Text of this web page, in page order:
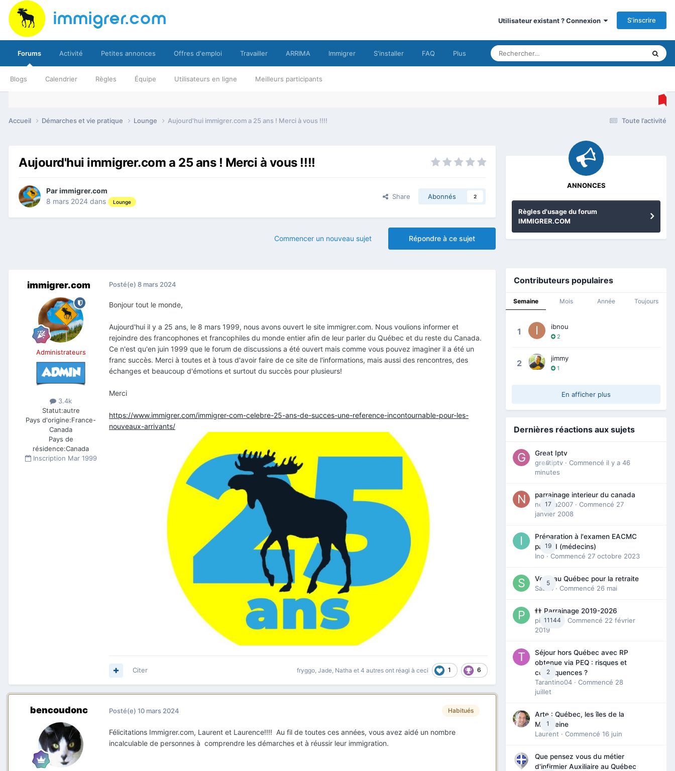
Utilisateur existant ? Connexion S’inscrire
Forums
Blogs Calendrier Règles Équipe Utilisateurs en ligne Meilleurs participants
Activité Petites annonces Offres d'emploi Travailler ARRIMA Immigrer S'installer FAQ Plus
Toute l’activité
Accueil Démarches et vie pratique Lounge Aujourd'hui immigrer.com a 25 ans ! Merci à vous !!!!
Aujourd'hui immigrer.com a 25 ans ! Merci à vous !!!!
Parimmigrer.com
8 mars 2024 dans Lounge
Share Abonnés 2
Répondre à ce sujet
Commencer un nouveau sujet
immigrer.com
Administrateurs
3.4k
Statut:autre
Pays d'origine:France-
Canada
Pays de
résidence:Canada
Inscription Mar 1999
Posté(e) 8 mars 2024
Bonjour tout le monde,
Aujourd'hui il y a 25 ans, le 8 mars 1999, nous avons ouvert le site immigrer.com. Nous voulions informer et
rejoindre des francophones et francophiles du monde entier afin de leur parler du Québec et du reste du Canada.
Ce n'est qu'en juin 1999 que le forum de discussions a été ouvert mais comme vous pouvez imaginer il a été un
franc succès. Merci à toutes et à tous d'avoir faire de ce site de l'informations, mais aussi des rencontres, des
échanges et beaucoup d'émotions et surtout du succès pour plusieurs!
Merci
https://www.immigrer.com/immigrer-com-celebre-25-ans-de-succes-une-reference-incontournable-pour-les-
nouveaux-arrivants/
fryggo Jade Natha et 4 autres ont réagi à ceci 1 6
Citer
bencoudonc Habitués
Posté(e) 10 mars 2024
Félicitations Immigrer.com, Laurent et Laurence!!!! Au fil de toutes ces années, vous avez aidé un nombre
incalculable de personnes à comprendre les démarches et à réussir leur immigration.
ANNONCES
Règles d'usage du forum
IMMIGRER.COM
Contributeurs populaires
Semaine Mois Année Toujours
1 ibnou
2
2 jimmy
1
En afficher plus
Dernières réactions aux sujets
0
Great Iptv
greatiptv · Commencé il y a 46
minutes
17
parrainage interieur du canada
nedjma2007 · Commencé 27
janvier 2008
19
Préparation à l'examen EACMC
partie I (médecins)
Ino · Commencé 27 octobre 2023
5
Venir au Québec pour la retraite
Sab74 · Commencé 26 mai
11144
👬 Parrainage 2019-2026
piinoush
· Commencé 22 février
2019
2
Séjour hors Québec avec RP
obtenue via PEQ : risques et
conséquences ?
Tarantino04 · Commencé 28
juillet
1
Arte : Québec, les îles de la
Madeleine
Laurent · Commencé 16 juin
Que pensez vous du métier
d'infirmier Auxiliaire au Québec